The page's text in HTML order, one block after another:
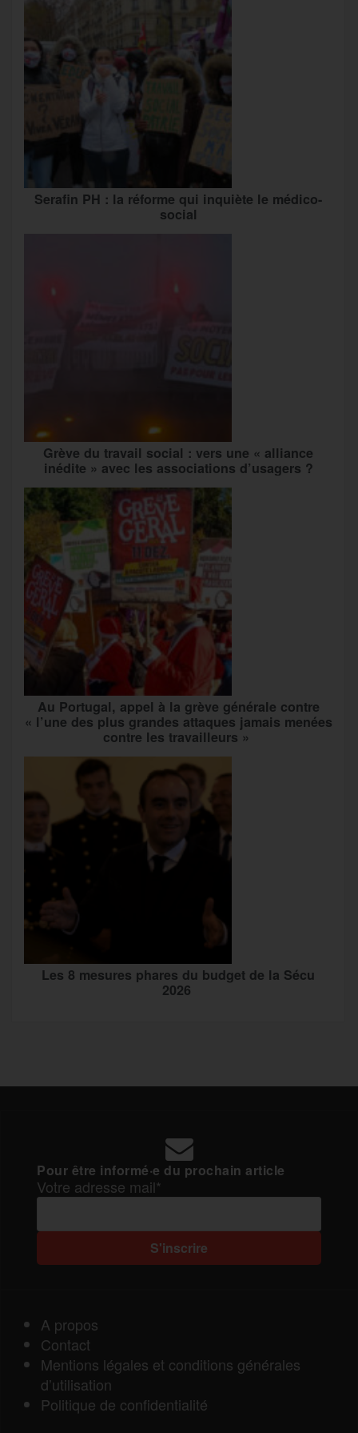
Serafin PH : la réforme qui inquiète le médico-
social
Grève du travail social : vers une « alliance
inédite » avec les associations d’usagers ?
Au Portugal, appel à la grève générale contre
« l’une des plus grandes attaques jamais menées
contre les travailleurs »
Les 8 mesures phares du budget de la Sécu
2026
Pour être informé·e du prochain article
Votre adresse mail*
A propos
Contact
Mentions légales et conditions générales
d’utilisation
Politique de confidentialité